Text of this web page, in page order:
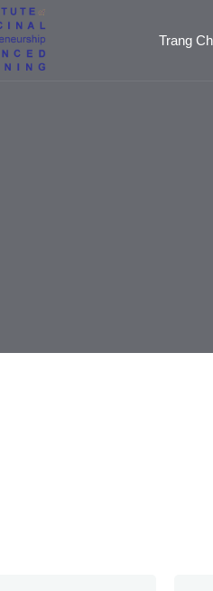
Trang